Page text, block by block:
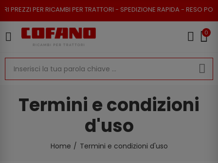
PER RICAMBI PER TRATTORI - SPEDIZIONE RAPIDA - RESO POSSIBILE
0
Termini e condizioni
d'uso
Home Termini e condizioni d'uso